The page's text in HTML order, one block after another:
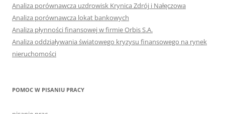
Analiza porównawcza uzdrowisk Krynica Zdrój i Nałęczowa
Analiza porównawcza lokat bankowych
Analiza płynności finansowej w firmie Orbis S.A.
Analiza oddziaływania światowego kryzysu finansowego na rynek
nieruchomości
POMOC W PISANIU PRACY